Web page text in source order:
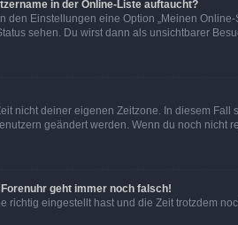
in der Online-Liste auftaucht?
den Einstellungen eine Option „Meinen
sehen. Du wirst dann als unsichtbarer
nicht deiner eigenen Zeitzone. In diesem
geändert werden. Wenn du noch nicht
geht immer noch falsch!
richtig eingestellt hast und die Zeit trotzdem